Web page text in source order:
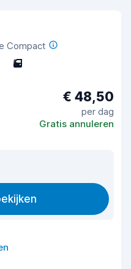
Compact
5
€ 48,50
per dag
Gratis annuleren